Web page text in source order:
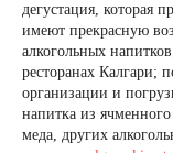
дегустация, которая
имеют прекрасную
алкогольных
ресторанах Калгари;
организации и
напитка из
меда, других